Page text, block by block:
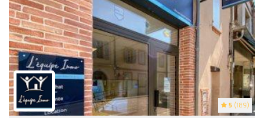
5 (189)